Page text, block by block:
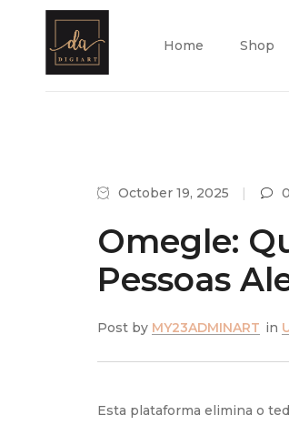
Home Shop
October 19, 2025
Omegle:
Pessoas
Post by MY23ADMINART in
Esta plataforma elimina o